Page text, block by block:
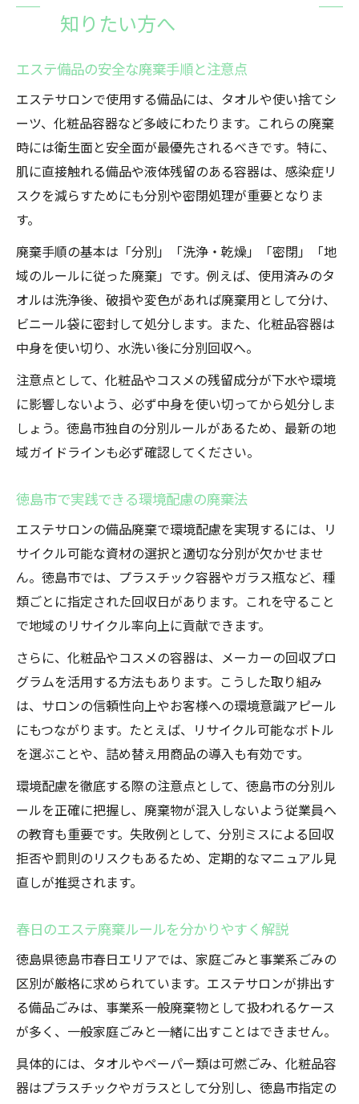
知りたい方へ
エステ備品の安全な廃棄手順と注意点
エステサロンで使用する備品には、タオルや使い捨てシ
ーツ、化粧品容器など多岐にわたります。これらの廃棄
時には衛生面と安全面が最優先されるべきです。特に、
肌に直接触れる備品や液体残留のある容器は、感染症リ
スクを減らすためにも分別や密閉処理が重要となりま
す。
廃棄手順の基本は「分別」「洗浄・乾燥」「密閉」「地
域のルールに従った廃棄」です。例えば、使用済みのタ
オルは洗浄後、破損や変色があれば廃棄用として分け、
ビニール袋に密封して処分します。また、化粧品容器は
中身を使い切り、水洗い後に分別回収へ。
注意点として、化粧品やコスメの残留成分が下水や環境
に影響しないよう、必ず中身を使い切ってから処分しま
しょう。徳島市独自の分別ルールがあるため、最新の地
域ガイドラインも必ず確認してください。
徳島市で実践できる環境配慮の廃棄法
エステサロンの備品廃棄で環境配慮を実現するには、リ
サイクル可能な資材の選択と適切な分別が欠かせませ
ん。徳島市では、プラスチック容器やガラス瓶など、種
類ごとに指定された回収日があります。これを守ること
で地域のリサイクル率向上に貢献できます。
さらに、化粧品やコスメの容器は、メーカーの回収プロ
グラムを活用する方法もあります。こうした取り組み
は、サロンの信頼性向上やお客様への環境意識アピール
にもつながります。たとえば、リサイクル可能なボトル
を選ぶことや、詰め替え用商品の導入も有効です。
環境配慮を徹底する際の注意点として、徳島市の分別ル
ールを正確に把握し、廃棄物が混入しないよう従業員へ
の教育も重要です。失敗例として、分別ミスによる回収
拒否や罰則のリスクもあるため、定期的なマニュアル見
直しが推奨されます。
春日のエステ廃棄ルールを分かりやすく解説
徳島県徳島市春日エリアでは、家庭ごみと事業系ごみの
区別が厳格に求められています。エステサロンが排出す
る備品ごみは、事業系一般廃棄物として扱われるケース
が多く、一般家庭ごみと一緒に出すことはできません。
具体的には、タオルやペーパー類は可燃ごみ、化粧品容
器はプラスチックやガラスとして分別し、徳島市指定の